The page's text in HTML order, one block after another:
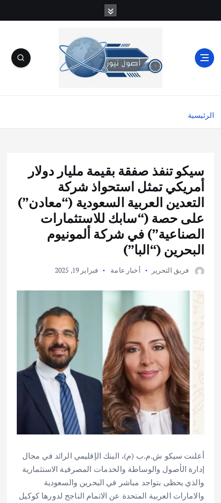
ل
الرئيسية
سيكو تنفذ صفقة بقيمة مليار دولار
أمريكي تمثل استحواذ شركة
التعدين العربية السعودية (“معادن”)
على حصة (“سابك للاستثمارات
الصناعية”) في شركة ألمونيوم
البحرين (“البا”)
فريق التحرير أخبار عامة فبراير 19, 2025
أعلنت سيكو ش.م.ب (م)، البنك الإقليمي الرائد في مجال
إدارة الأصول والوساطة والخدمات المصرفية الاستثمارية
والذي يحظى بتواجد مباشر في البحرين والسعودية
والامارات العربية المتحدة عن الاتمام الناجح لدورها كوكيل